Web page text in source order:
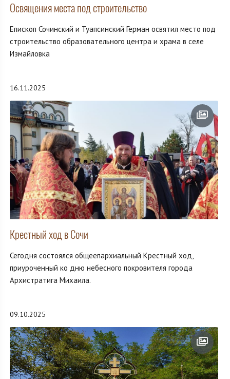
Освящения места под строительство
Епископ Сочинский и Туапсинский Герман освятил место под
строительство образовательного центра и храма в селе
Измайловка
16.11.2025
Крестный ход в Сочи
Сегодня состоялся общеепархиальный Крестный ход,
приуроченный ко дню небесного покровителя города
Архистратига Михаила.
09.10.2025